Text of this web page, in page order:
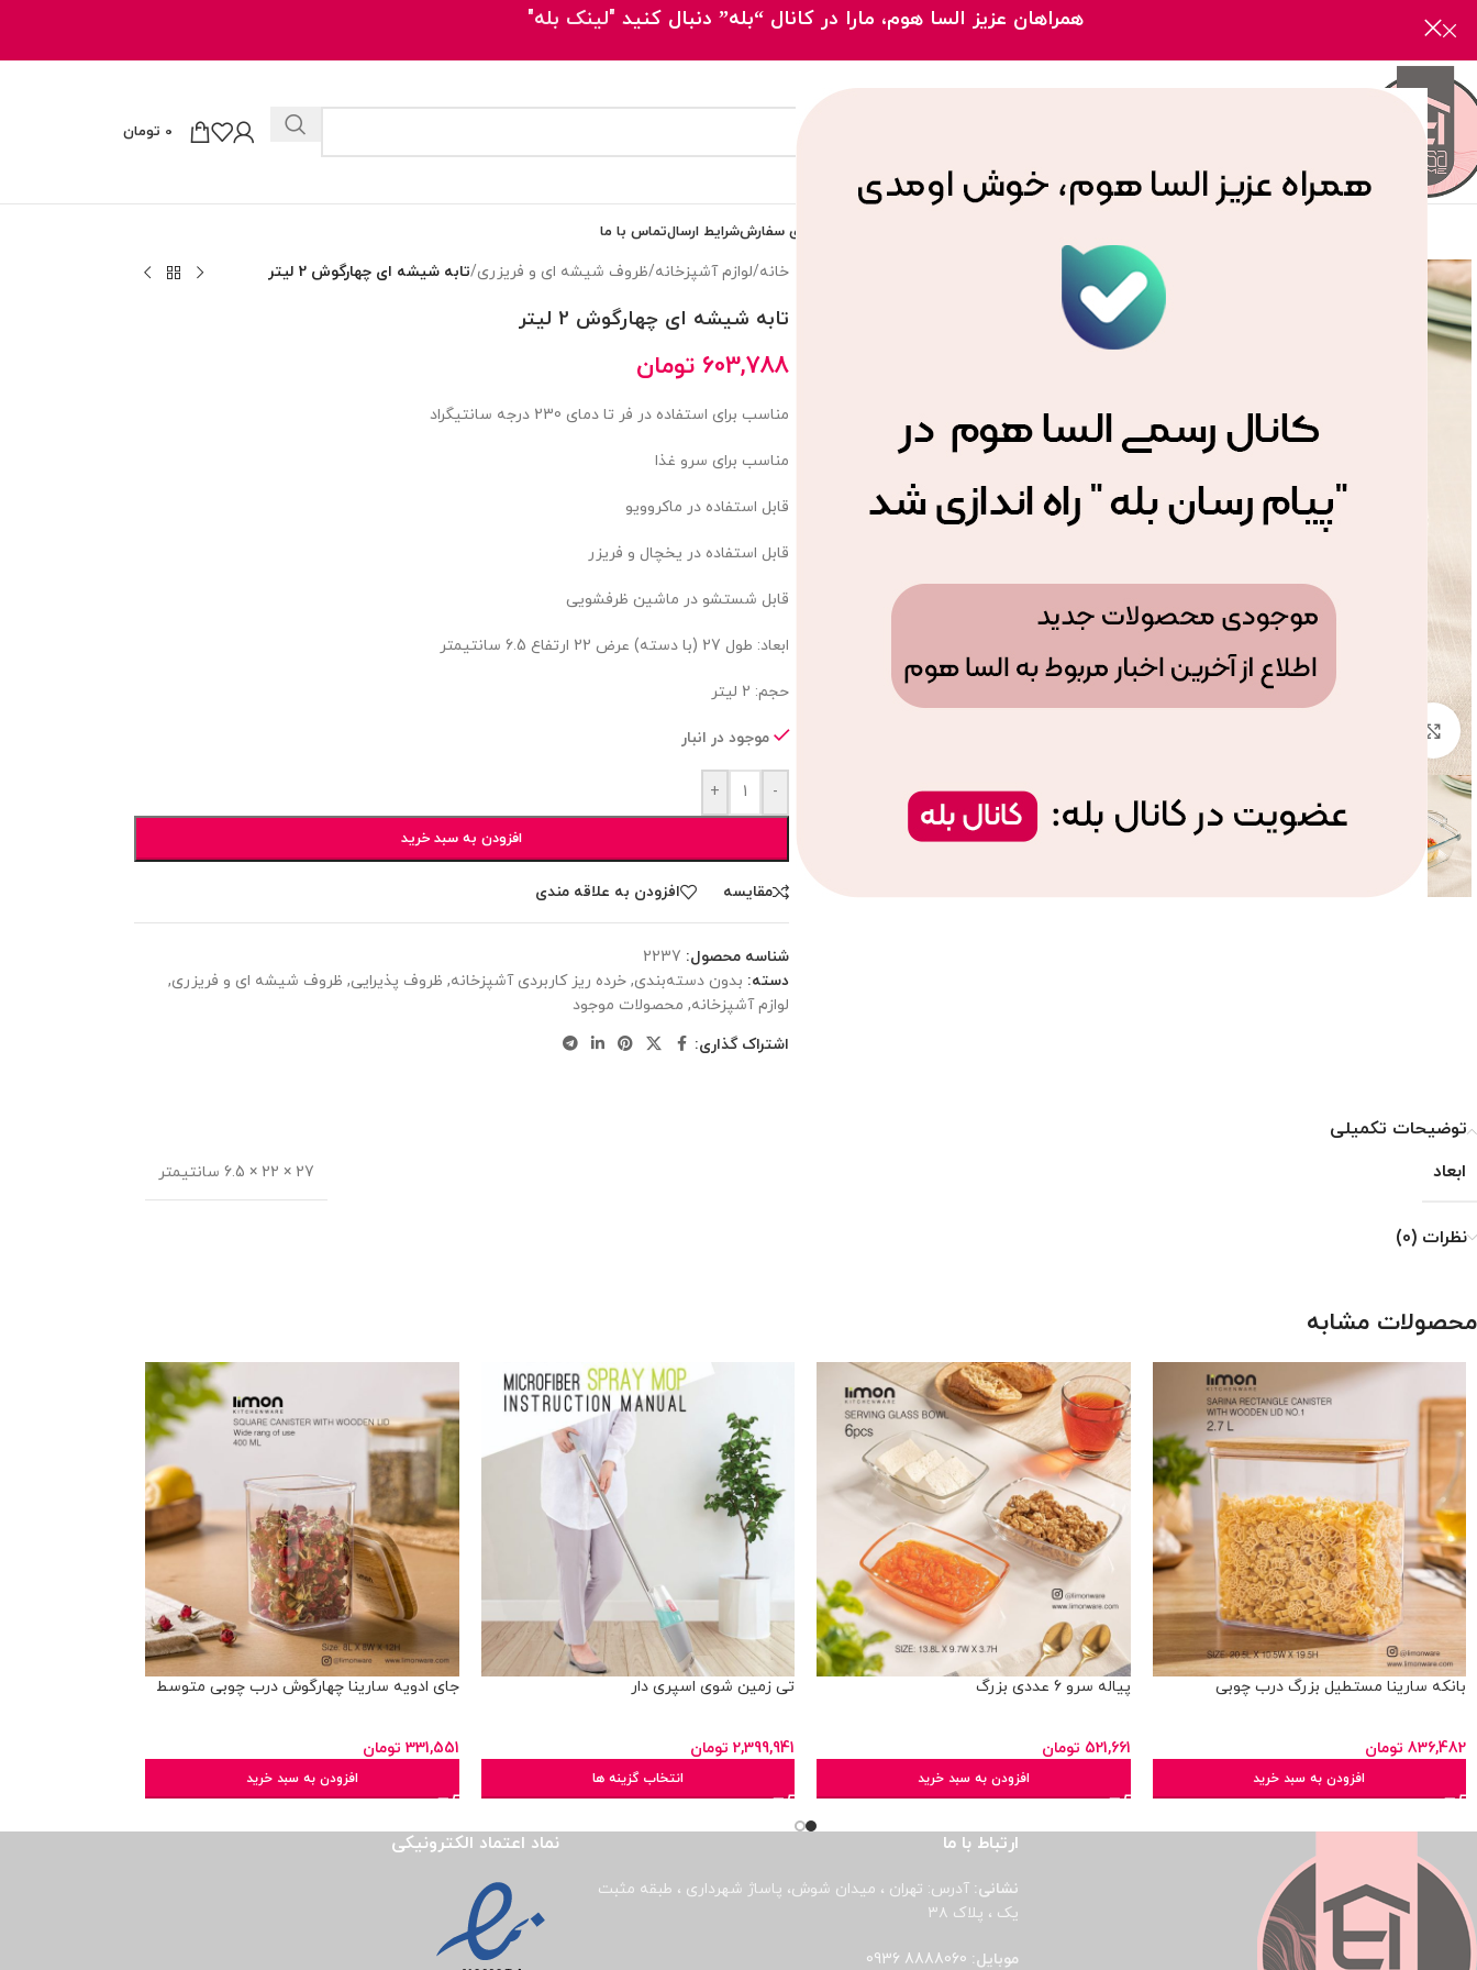
همراهان عزیز السا هوم، مارا در کانال “بله” دنبال کنید "لینک بله"
0 تومان
پیگیری سفارششرایط ارسالتماس با ما
خانه/لوازم آشپزخانه/ظروف شیشه ای و فریزری/تابه شیشه ای چهارگوش 2 لیتر
تابه شیشه ای چهارگوش 2 لیتر
603,788 تومان
مناسب برای استفاده در فر تا دمای 230 درجه سانتیگراد
مناسب برای سرو غذا
قابل استفاده در ماکروویو
قابل استفاده در یخچال و فریزر
قابل شستشو در ماشین ظرفشویی
ابعاد: طول 27 (با دسته) عرض 22 ارتفاع 6.5 سانتیمتر
حجم: 2 لیتر
موجود در انبار
-
+
افزودن به سبد خرید
مقایسه افزودن به علاقه مندی
شناسه محصول: 2237
دسته: بدون دسته‌بندی, خرده ریز کاربردی آشپزخانه, ظروف پذیرایی, ظروف شیشه ای و فریزری,
لوازم آشپزخانه, محصولات موجود
اشتراک گذاری:
توضیحات تکمیلی
ابعاد
27 × 22 × 6.5 سانتیمتر
نظرات (0)
محصولات مشابه
بانکه سارینا مستطیل بزرگ درب چوبی
836,482 تومان
افزودن به سبد خرید
پیاله سرو 6 عددی بزرگ
521,661 تومان
افزودن به سبد خرید
تی زمین شوی اسپری دار
2,399,941 تومان
انتخاب گزینه ها
جای ادویه سارینا چهارگوش درب چوبی متوسط
331,551 تومان
افزودن به سبد خرید
ارتباط با ما
نشانی: آدرس: تهران ، میدان شوش، پاساژ شهرداری ، طبقه مثبت
یک ، پلاک ۳۸
موبایل: 8888060 0936
نماد اعتماد الکترونیکی